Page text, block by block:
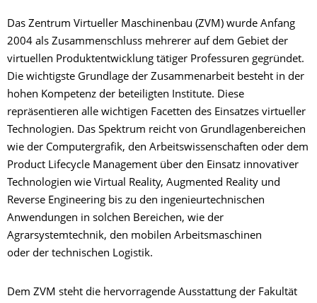
Das Zentrum Virtueller Maschinenbau (ZVM) wurde Anfang
2004 als Zusammenschluss mehrerer auf dem Gebiet der
virtuellen Produktentwicklung tätiger Professuren gegründet.
Die wichtigste Grundlage der Zusammenarbeit besteht in der
hohen Kompetenz der beteiligten Institute. Diese
repräsentieren alle wichtigen Facetten des Einsatzes virtueller
Technologien. Das Spektrum reicht von Grundlagenbereichen
wie der Computergrafik, den Arbeitswissenschaften oder dem
Product Lifecycle Management über den Einsatz innovativer
Technologien wie Virtual Reality, Augmented Reality und
Reverse Engineering bis zu den ingenieurtechnischen
Anwendungen in solchen Bereichen, wie der
Agrarsystemtechnik, den mobilen Arbeitsmaschinen
oder der technischen Logistik.
Dem ZVM steht die hervorragende Ausstattung der Fakultät